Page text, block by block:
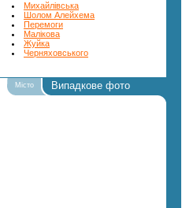
Михайлівська
Шолом Алейхема
Перемоги
Малікова
Жуйка
Черняховського
Місто Випадкове фото